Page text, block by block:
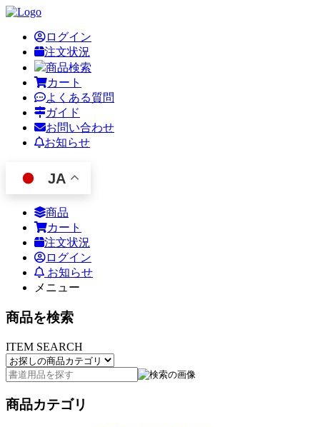
ログイン
注文状況
商品検索
カート
よくある質問
ガイド
お問い合わせ
お知らせ
JA
商品
カート
注文状況
ログイン
お知らせ
メニュー
商品を検索
ITEM SEARCH
商品カテゴリ